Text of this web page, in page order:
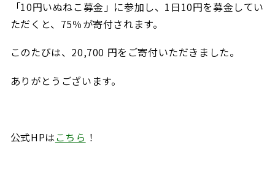
「10円いぬねこ募金」に参加し、1日10円を募金してい
ただくと、75％が寄付されます。
このたびは、20,700 円をご寄付いただきました。
ありがとうございます。
公式HPはこちら ！